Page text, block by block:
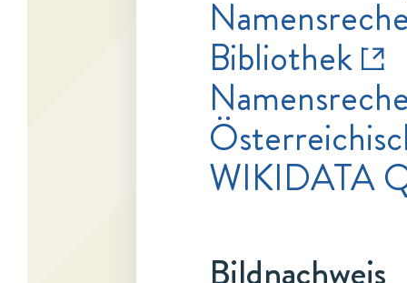
Bibliothek
WIKIDATA